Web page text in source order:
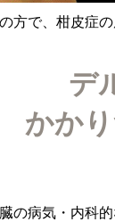
方で、柑皮症
デ
かか
の病気・内科